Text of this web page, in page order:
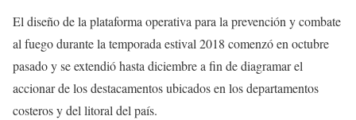
El diseño de la plataforma operativa para la prevención y combate
al fuego durante la temporada estival 2018 comenzó en octubre
pasado y se extendió hasta diciembre a fin de diagramar el
accionar de los destacamentos ubicados en los departamentos
costeros y del litoral del país.